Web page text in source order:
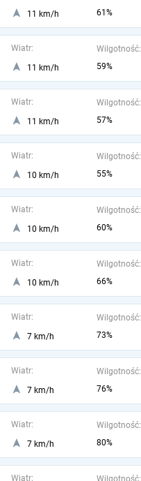
11 km/h
61%
Wiatr:
11 km/h
Wilgotność:
59%
Wiatr:
11 km/h
Wilgotność:
57%
Wiatr:
10 km/h
Wilgotność:
55%
Wiatr:
10 km/h
Wilgotność:
60%
Wiatr:
10 km/h
Wilgotność:
66%
Wiatr:
7 km/h
Wilgotność:
73%
Wiatr:
7 km/h
Wilgotność:
76%
Wiatr:
7 km/h
Wilgotność:
80%
Wiatr:
Wilgotność: